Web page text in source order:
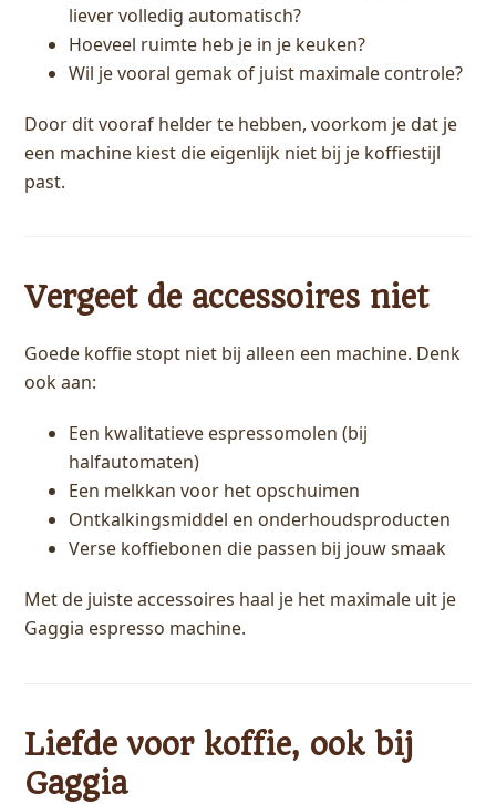
liever volledig automatisch?
Hoeveel ruimte heb je in je keuken?
Wil je vooral gemak of juist maximale controle?
Door dit vooraf helder te hebben, voorkom je dat je
een machine kiest die eigenlijk niet bij je koffiestijl
past.
Vergeet de accessoires niet
Goede koffie stopt niet bij alleen een machine. Denk
ook aan:
Een kwalitatieve espressomolen (bij
halfautomaten)
Een melkkan voor het opschuimen
Ontkalkingsmiddel en onderhoudsproducten
Verse koffiebonen die passen bij jouw smaak
Met de juiste accessoires haal je het maximale uit je
Gaggia espresso machine.
Liefde voor koffie, ook bij
Gaggia